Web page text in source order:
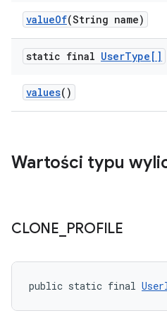
valueOf(String name)
static final UserType[]
values()
Wartości typu
CLONE PROFILE
public static final